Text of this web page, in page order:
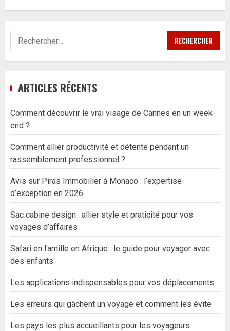
Rechercher :
ARTICLES RÉCENTS
Comment découvrir le vrai visage de Cannes en un week-
end ?
Comment allier productivité et détente pendant un
rassemblement professionnel ?
Avis sur Piras Immobilier à Monaco : l’expertise
d’exception en 2026
Sac cabine design : allier style et praticité pour vos
voyages d’affaires
Safari en famille en Afrique : le guide pour voyager avec
des enfants
Les applications indispensables pour vos déplacements
Les erreurs qui gâchent un voyage et comment les évite
Les pays les plus accueillants pour les voyageurs